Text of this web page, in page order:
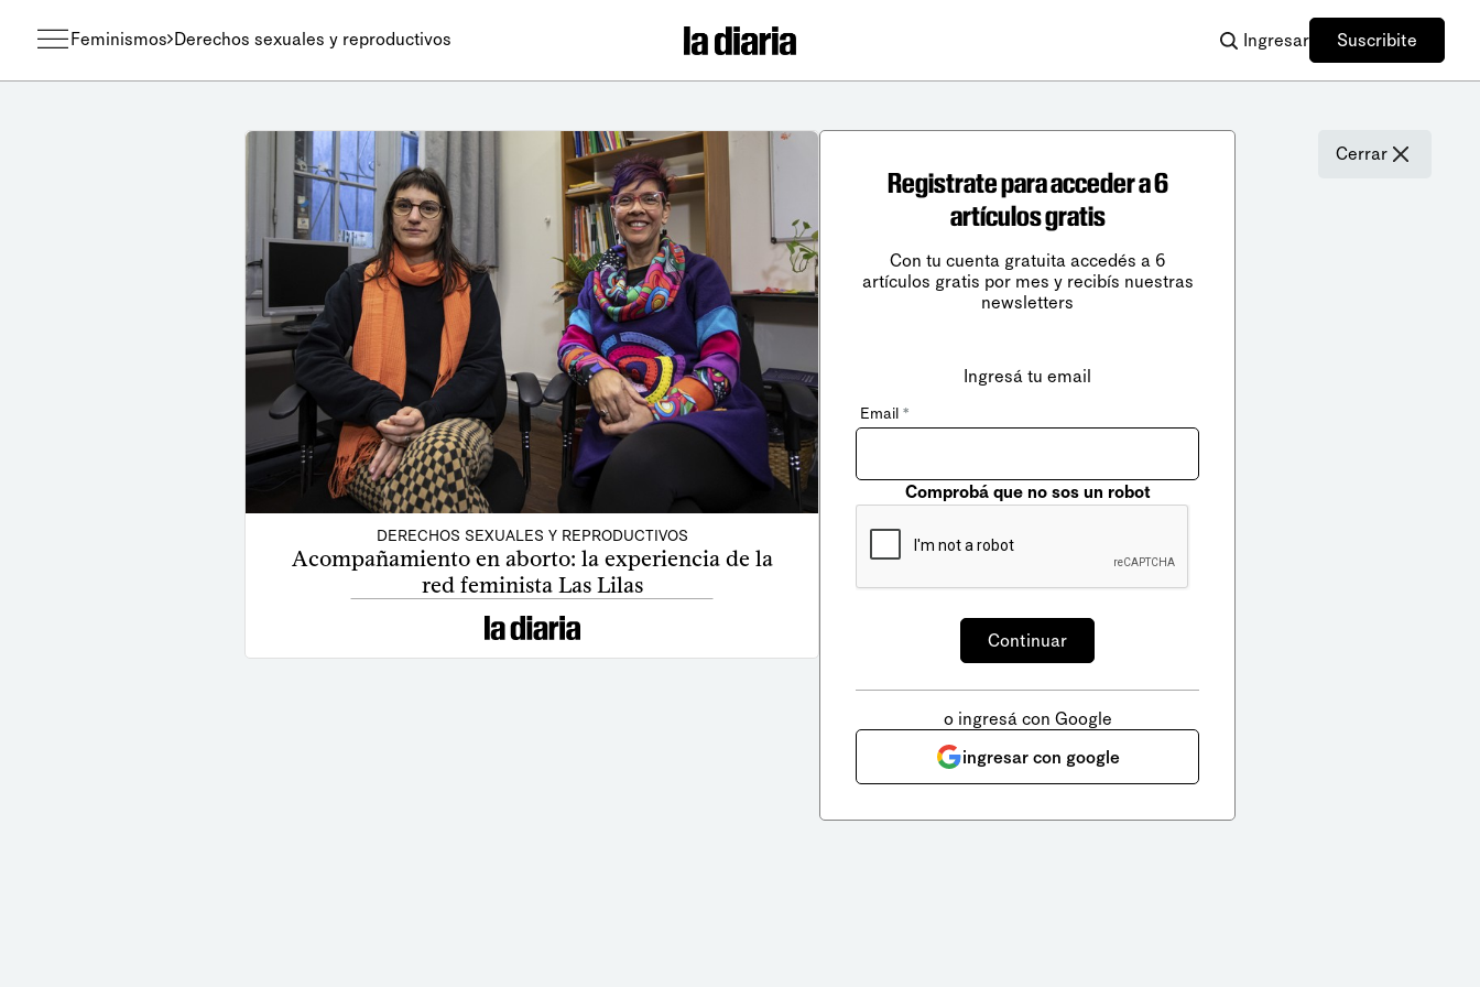
Feminismos Derechos sexuales y reproductivos Ingresar Suscribite
DERECHOS SEXUALES Y REPRODUCTIVOS
Acompañamiento en aborto: la experiencia de la
red feminista Las Lilas
Cerrar
Registrate para acceder a 6
artículos gratis
Con tu cuenta gratuita accedés a 6
artículos gratis por mes y recibís nuestras
newsletters
Ingresá tu email
Email *
Comprobá que no sos un robot
o ingresá con Google
ingresar con google